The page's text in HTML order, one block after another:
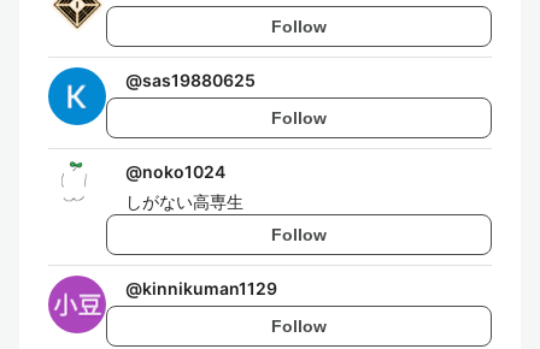
Follow
@sas19880625
Follow
@noko1024
しがない高専生
Follow
@kinnikuman1129
Follow